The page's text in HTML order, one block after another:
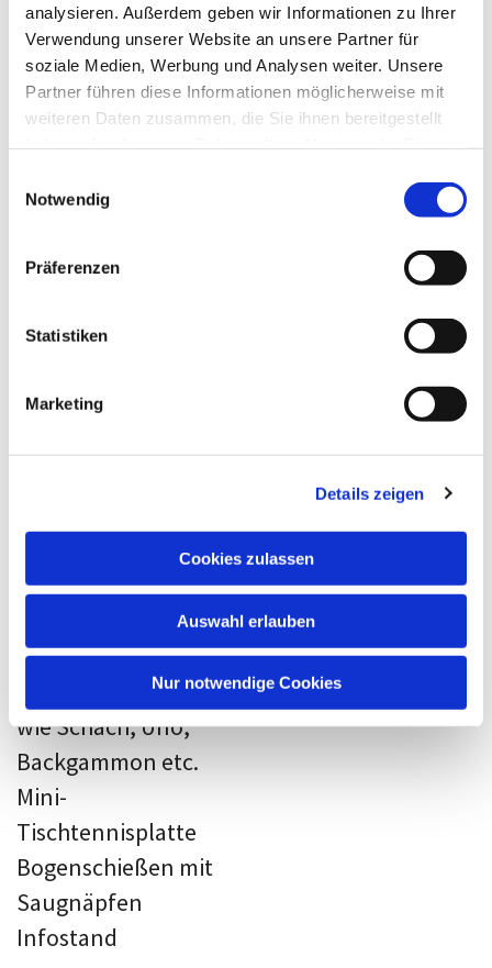
analysieren. Außerdem geben wir Informationen zu Ihrer
Verwendung unserer Website an unsere Partner für
soziale Medien, Werbung und Analysen weiter. Unsere
Partner führen diese Informationen möglicherweise mit
weiteren Daten zusammen, die Sie ihnen bereitgestellt
Notwendig
Präferenzen
Statistiken
Marketing
Details zeigen
Cookies zulassen
Auswahl erlauben
Nur notwendige Cookies
 Findorffmarkt
Infostand
Tim Küver
Projekt Gateway |
Findorffstraße 105,
0421 98898829
tim.kuever@drk-
www.zsb-drk-
Vaja e.V.
 Findorffmarkt
PopUp-Café mit
zahlreichen Spielen
wie Schach, Uno,
Backgammon etc.
Mini-
Tischtennisplatte
Bogenschießen mit
Saugnäpfen
Infostand